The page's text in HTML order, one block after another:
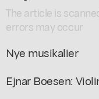
The article is
errors may occur
Nye musikalier
Ejnar Boesen: